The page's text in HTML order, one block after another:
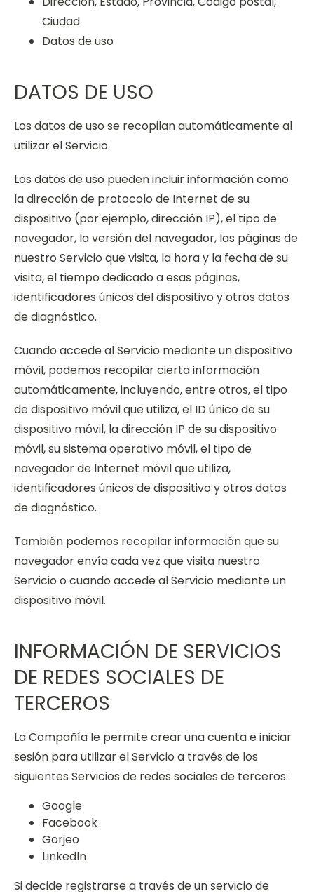
Ciudad
Datos de uso
DATOS DE USO
Los datos de uso se recopilan automáticamente al
utilizar el Servicio.
Los datos de uso pueden incluir información como
la dirección de protocolo de Internet de su
dispositivo (por ejemplo, dirección IP), el tipo de
navegador, la versión del navegador, las páginas de
nuestro Servicio que visita, la hora y la fecha de su
visita, el tiempo dedicado a esas páginas,
identificadores únicos del dispositivo y otros datos
de diagnóstico.
Cuando accede al Servicio mediante un dispositivo
móvil, podemos recopilar cierta información
automáticamente, incluyendo, entre otros, el tipo
de dispositivo móvil que utiliza, el ID único de su
dispositivo móvil, la dirección IP de su dispositivo
móvil, su sistema operativo móvil, el tipo de
navegador de Internet móvil que utiliza,
identificadores únicos de dispositivo y otros datos
de diagnóstico.
También podemos recopilar información que su
navegador envía cada vez que visita nuestro
Servicio o cuando accede al Servicio mediante un
dispositivo móvil.
INFORMACIÓN DE SERVICIOS
DE REDES SOCIALES DE
TERCEROS
La Compañía le permite crear una cuenta e iniciar
sesión para utilizar el Servicio a través de los
siguientes Servicios de redes sociales de terceros:
Google
Facebook
Gorjeo
LinkedIn
Si decide registrarse a través de un servicio de